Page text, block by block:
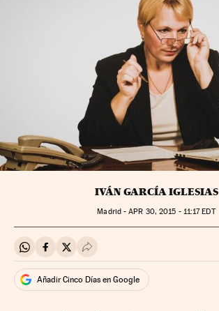
IVÁN GARCÍA IGLESIAS
Madrid -APR 30, 2015 - 11:17EDT
Compartir en Whatsapp
Compartir en Facebook
Compartir en Twitter
Desplegar Redes Sociales
Añadir Cinco Días en Google